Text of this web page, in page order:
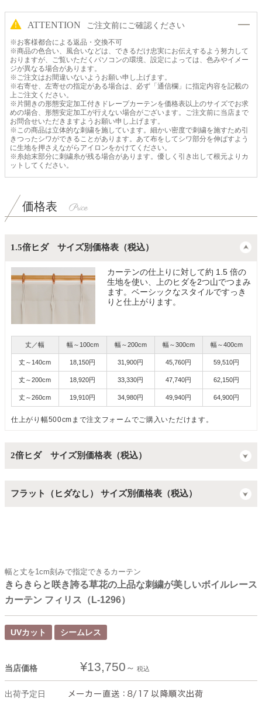
ATTENTION ご注文前にご確認ください
※お客様都合による返品・交換不可
※商品の色合い、風合いなどは、できるだけ忠実にお伝えするよう努力して
おりますが、ご覧いただくパソコンの環境、設定によっては、色みやイメー
ジが異なる場合があります。
※ご注文はお間違いないようお願い申し上げます。
※右寄せ、左寄せの指定がある場合は、必ず「通信欄」に指定内容を記載の
上ご注文ください。
※片開きの形態安定加工付きドレープカーテンを価格表以上のサイズでお求
めの場合、形態安定加工が行えない場合がございます。ご注文前に当店まで
お問合せいただきますようお願い申し上げます。
※この商品は立体的な刺繍を施しています。細かい密度で刺繍を施すため引
きつったシワができることがあります。あて布をしてシワ部分を伸ばすよう
に生地を押さえながらアイロンをかけてください。
※糸始末部分に刺繍糸が残る場合があります。優しく引き出して根元よりカ
ットしてください。
価格表
1.5倍ヒダ サイズ別価格表（税込）
カーテンの仕上りに対して約 1.5 倍の
生地を使い、上のヒダを2つ山でつまみ
ます。ベーシックなスタイルですっき
りと仕上がります。
丈／幅
丈～140cm
丈～200cm
丈～260cm
幅～100cm
18,150円
18,920円
19,910円
幅～200cm
31,900円
33,330円
34,980円
幅～300cm
45,760円
47,740円
49,940円
幅～400cm
59,510円
62,150円
64,900円
仕上がり幅500cmまで注文フォームでご購入いただけます。
2倍ヒダ サイズ別価格表（税込）
フラット（ヒダなし） サイズ別価格表（税込）
幅と丈を1cm刻みで指定できるカーテン
きらきらと咲き誇る草花の上品な刺繍が美しいボイルレース
カーテン フィリス（L-1296）
UVカット シームレス
当店価格 ¥13,750 税込
出荷予定日